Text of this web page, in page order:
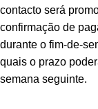
contacto será
confirmação de
durante o fim-de-
quais o prazo
semana seguinte.